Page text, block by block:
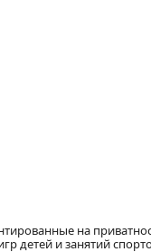
на
детей и занятий